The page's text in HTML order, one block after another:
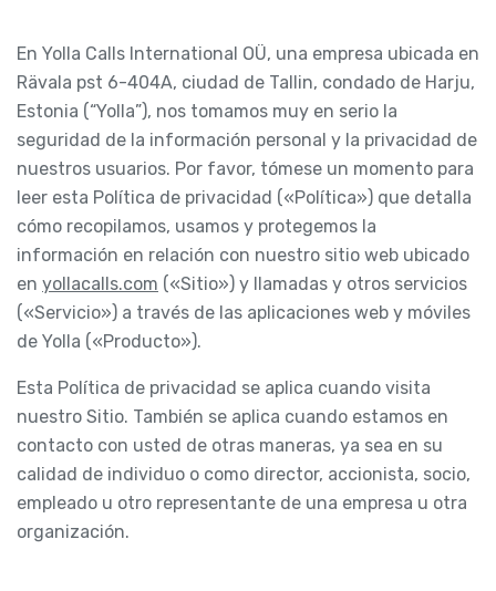
En Yolla Calls International OÜ, una empresa ubicada en
Rävala pst 6-404A, ciudad de Tallin, condado de Harju,
Estonia (“Yolla”), nos tomamos muy en serio la
seguridad de la información personal y la privacidad de
nuestros usuarios. Por favor, tómese un momento para
leer esta Política de privacidad («Política») que detalla
cómo recopilamos, usamos y protegemos la
información en relación con nuestro sitio web ubicado
en yollacalls.com («Sitio») y llamadas y otros servicios
(«Servicio») a través de las aplicaciones web y móviles
de Yolla («Producto»).
Esta Política de privacidad se aplica cuando visita
nuestro Sitio. También se aplica cuando estamos en
contacto con usted de otras maneras, ya sea en su
calidad de individuo o como director, accionista, socio,
empleado u otro representante de una empresa u otra
organización.